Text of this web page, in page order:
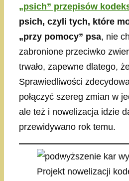
„psich” przepisów
psich, czyli tych, które
„przy pomocy” psa, nie
zabronione przeciwko
trwało, zapewne dlatego,
Sprawiedliwości
połączyć szereg zmian w
ale też i nowelizacja idzie
przewidywano rok temu.
Projekt nowelizacji